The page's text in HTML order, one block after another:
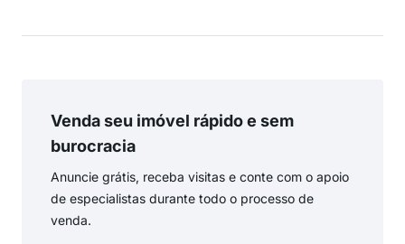
Venda seu imóvel rápido e sem
burocracia
Anuncie grátis, receba visitas e conte com o apoio
de especialistas durante todo o processo de
venda.